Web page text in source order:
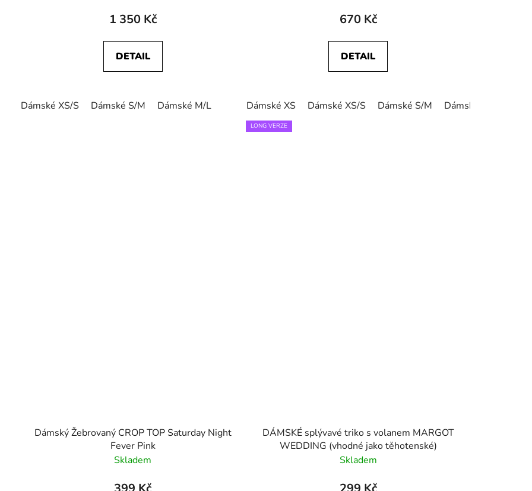
1 350 Kč
DETAIL
Dámské XS/S Dámské S/M Dámské M/L
670 Kč
DETAIL
Dámské XS Dámské XS/S Dámské S/M Dámské L/XL
Dámský Žebrovaný CROP TOP Saturday Night
Fever Pink
Skladem
LONG VERZE
DÁMSKÉ splývavé triko s volanem MARGOT
WEDDING (vhodné jako těhotenské)
Skladem